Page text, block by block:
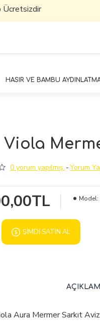
HASIR VE BAMBU
0 yorum yapılmış. -Yorum
Model:
ŞIMDI SATIN AL
Aura Mermer Sarkıt